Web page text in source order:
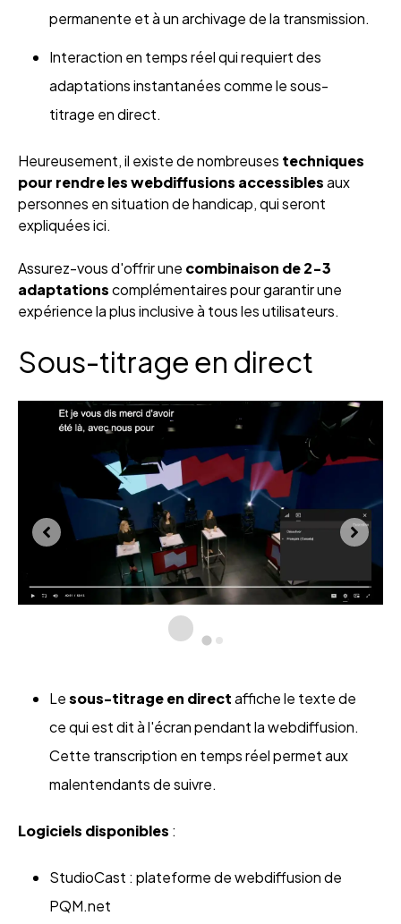
permanente et à un archivage de la transmission.
Interaction en temps réel qui requiert des
adaptations instantanées comme le sous-
titrage en direct.
Heureusement, il existe de nombreuses techniques
pour rendre les webdiffusions accessiblesaux
personnes en situation de handicap, qui seront
expliquées ici.
Assurez-vous d'offrir une combinaison de 2-3
adaptationscomplémentaires pour garantir une
expérience la plus inclusive à tous les utilisateurs.
Sous-titrage en direct
Lesous-titrage en directaffiche le texte de
ce qui est dit à l'écran pendant la webdiffusion.
Cette transcription en temps réel permet aux
malentendants de suivre.
Logiciels disponibles :
StudioCast : plateforme de webdiffusion de
PQM.net